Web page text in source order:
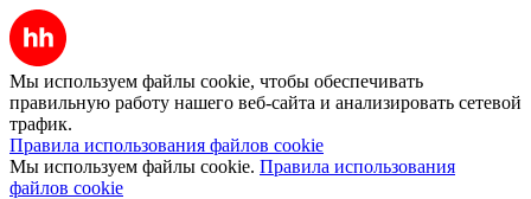
Мы используем файлы cookie, чтобы обеспечивать
правильную работу нашего веб-сайта и анализировать сетевой
трафик.
Правила использования файлов cookie
Мы используем файлы cookie. Правила использования
файлов cookie